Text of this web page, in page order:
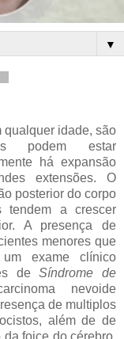
▼
qualquer idade, são
podem estar
há expansão
extensões. O
posterior do corpo
tendem a crescer
A presença de
menores que
exame clínico
deSíndrome de
nevoide
de multiplos
além de de